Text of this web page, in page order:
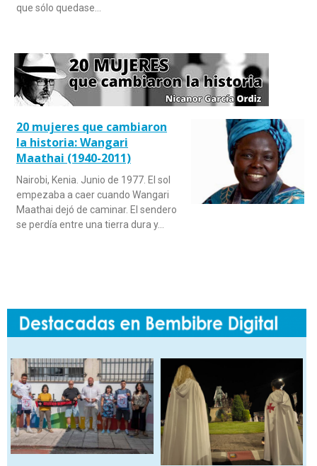
que sólo quedase…
20 mujeres que cambiaron
la historia: Wangari
Maathai (1940-2011)
Nairobi, Kenia. Junio de 1977. El sol
empezaba a caer cuando Wangari
Maathai dejó de caminar. El sendero
se perdía entre una tierra dura y…